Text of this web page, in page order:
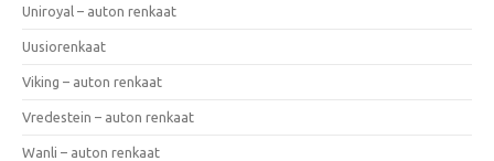
Uniroyal – auton renkaat
Uusiorenkaat
Viking – auton renkaat
Vredestein – auton renkaat
Wanli – auton renkaat